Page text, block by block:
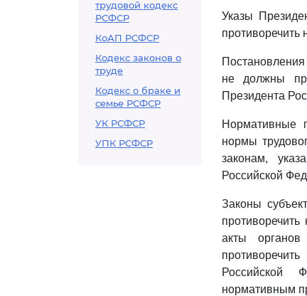
трудовой кодекс
РСФСР
КоАП РСФСР
Кодекс законов о
труде
Кодекс о браке и
семье РСФСР
УК РСФСР
УПК РСФСР
Указы
не должны
Президента
Нормативные
нормы
законам,
Российской
Законы
акты
Российской
нормативным